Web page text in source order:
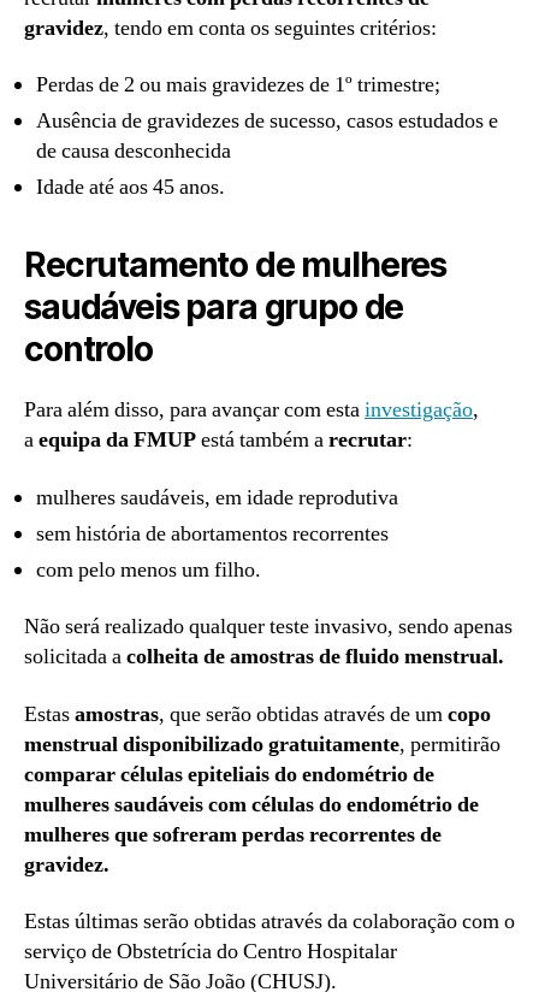
gravidez, tendo em conta os seguintes critérios:
Perdas de 2 ou mais gravidezes de 1º trimestre;
Ausência de gravidezes de sucesso, casos estudados e
de causa desconhecida
Idade até aos 45 anos.
Recrutamento de mulheres
saudáveis para grupo de
controlo
Para além disso, para avançar com estainvestigação,
aequipa da FMUPestá também arecrutar:
mulheres saudáveis, em idade reprodutiva
sem história de abortamentos recorrentes
com pelo menos um filho.
Não será realizado qualquer teste invasivo, sendo apenas
solicitada acolheita de amostras de fluido menstrual.
Estasamostras, que serão obtidas através de umcopo
menstrual disponibilizado gratuitamente, permitirão
comparar células epiteliais do endométrio de
mulheres saudáveis com células do endométrio de
mulheres que sofreram perdas recorrentes de
gravidez.
Estas últimas serão obtidas através da colaboração com o
serviço de Obstetrícia do Centro Hospitalar
Universitário de São João (CHUSJ).